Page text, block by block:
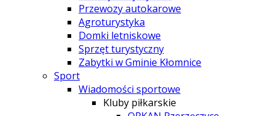
Przewozy autokarowe
Agroturystyka
Domki letniskowe
Sprzęt turystyczny
Zabytki w Gminie Kłomnice
Sport
Wiadomości sportowe
Kluby piłkarskie